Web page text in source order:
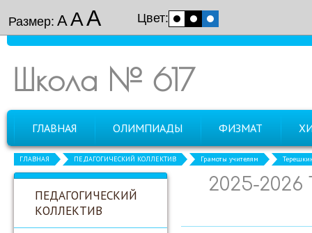
Размер: ААА Цвет:
Школа № 617
ГЛАВНАЯ ОЛИМПИАДЫ ФИЗМАТ
ГЛАВНАЯ ПЕДАГОГИЧЕСКИЙ КОЛЛЕКТИВ Грамоты учителям
ПЕДАГОГИЧЕСКИЙ
КОЛЛЕКТИВ
2025-